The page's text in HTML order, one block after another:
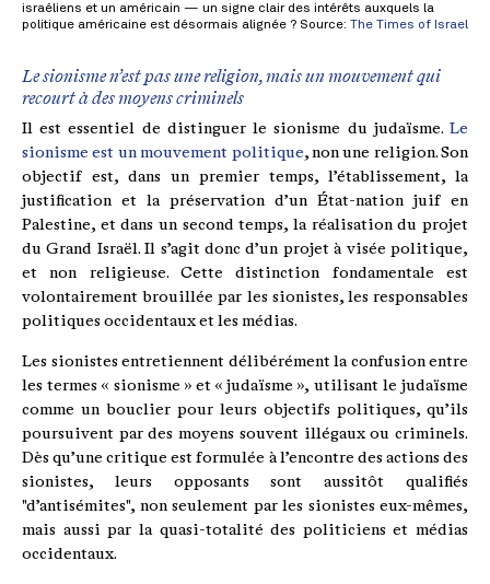
israéliens et un américain — un signe clair des intérêts auxquels la
politique américaine est désormais alignée ? Source: The Times of Israel
Le sionisme n’est pas une religion, mais un mouvement qui
recourt à des moyens criminels
Il est essentiel de distinguer le sionisme du judaïsme. Le
sionisme est un mouvement politique, non une religion. Son
objectif est, dans un premier temps, l’établissement, la
justification et la préservation d’un État-nation juif en
Palestine, et dans un second temps, la réalisation du projet
du Grand Israël. Il s’agit donc d’un projet à visée politique,
et non religieuse. Cette distinction fondamentale est
volontairement brouillée par les sionistes, les responsables
politiques occidentaux et les médias.
Les sionistes entretiennent délibérément la confusion entre
les termes « sionisme » et « judaïsme », utilisant le judaïsme
comme un bouclier pour leurs objectifs politiques, qu’ils
poursuivent par des moyens souvent illégaux ou criminels.
Dès qu’une critique est formulée à l’encontre des actions des
sionistes, leurs opposants sont aussitôt qualifiés
"d’antisémites", non seulement par les sionistes eux-mêmes,
mais aussi par la quasi-totalité des politiciens et médias
occidentaux.